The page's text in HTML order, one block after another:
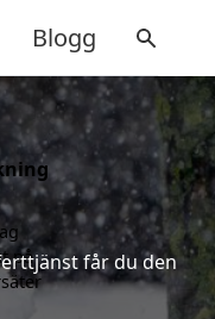
Blogg
får du den
på